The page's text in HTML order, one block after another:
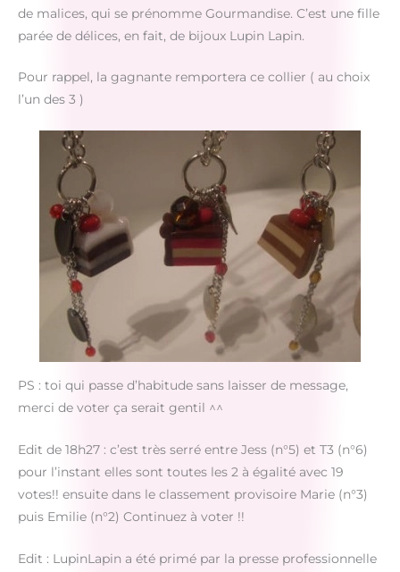
de malices, qui se prénomme Gourmandise. C’est une fille
parée de délices, en fait, de bijoux Lupin Lapin.
Pour rappel, la gagnante remportera ce collier ( au choix
l’un des 3 )
PS : toi qui passe d’habitude sans laisser de message,
merci de voter ça serait gentil ^^
Edit de 18h27 : c’est très serré entre Jess (n°5) et T3 (n°6)
pour l’instant elles sont toutes les 2 à égalité avec 19
votes!! ensuite dans le classement provisoire Marie (n°3)
puis Emilie (n°2) Continuez à voter !!
Edit : LupinLapin a été primé par la presse professionnelle